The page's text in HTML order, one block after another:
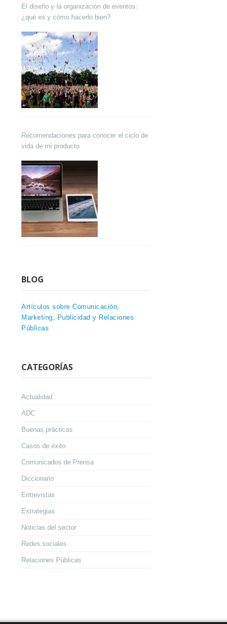
El diseño y la organización de eventos:
¿qué es y cómo hacerlo bien?
Recomendaciones para conocer el ciclo de
vida de mi producto
BLOG
Artículos sobre Comunicación,
Marketing, Publicidad y Relaciones
Públicas
CATEGORÍAS
Actualidad
ADC
Buenas prácticas
Casos de éxito
Comunicados de Prensa
Diccionario
Entrevistas
Estrategias
Noticias del sector
Redes sociales
Relaciones Públicas